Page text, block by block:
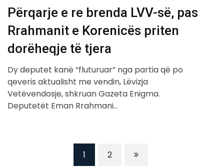
Përqarje e re brenda LVV-së, pas
Rrahmanit e Korenicës priten
dorëheqje të tjera
Dy deputet kanë “fluturuar” nga partia që po
qeveris aktualisht me vendin, Lëvizja
Vetëvendosje, shkruan Gazeta Enigma.
Deputetët Eman Rrahmani…
1 2